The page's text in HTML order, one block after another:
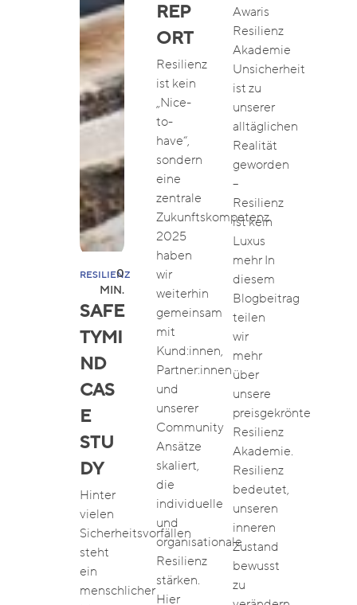
RESILIENZ
0
MIN.
SAFE
TYMI
ND
CAS
E
STU
DY
Hinter
vielen
Sicherheitsvorfällen
steht
ein
menschlicher
REP
ORT
Resilienz
ist kein
„Nice-
to-
have“,
sondern
eine
zentrale
Zukunftskompetenz.
2025
haben
wir
weiterhin
gemeinsam
mit
Kund:innen,
Partner:innen
und
unserer
Community
Ansätze
skaliert,
die
individuelle
und
organisationale
Resilienz
stärken.
Hier
Awaris
Resilienz
Akademie
Unsicherheit
ist zu
unserer
alltäglichen
Realität
geworden
–
Resilienz
ist kein
Luxus
mehr In
diesem
Blogbeitrag
teilen
wir
mehr
über
unsere
preisgekrönte
Resilienz
Akademie.
Resilienz
bedeutet,
unseren
inneren
Zustand
bewusst
zu